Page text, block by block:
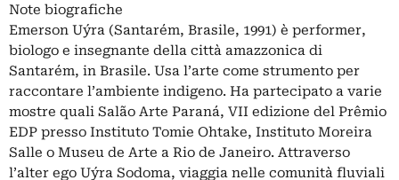
Note biografiche
Emerson Uýra (Santarém, Brasile, 1991) è performer,
biologo e insegnante della città amazzonica di
Santarém, in Brasile. Usa l’arte come strumento per
raccontare l’ambiente indigeno. Ha partecipato a varie
mostre quali Salão Arte Paraná, VII edizione del Prêmio
EDP presso Instituto Tomie Ohtake, Instituto Moreira
Salle o Museu de Arte a Rio de Janeiro. Attraverso
l’alter ego Uýra Sodoma, viaggia nelle comunità fluviali